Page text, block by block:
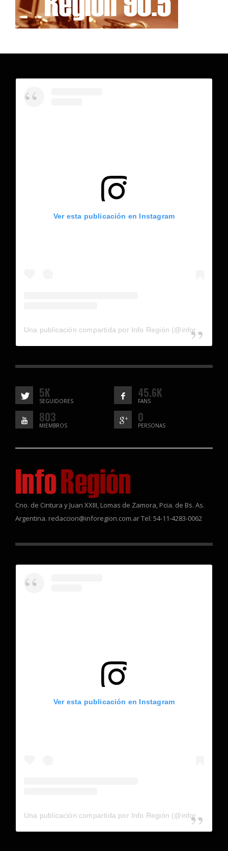
Ver esta publicación en Instagram
5K
SEGUIDORES
45.6K
FANS
803
MIEMBROS
0
PERSONAS
Cno. de Cintura y Juan XXIII, Lomas de Zamora, Pcia. de Bs. As.
Argentina. redaccion@inforegion.com.ar Tel: 54-11-4283-0062
Ver esta publicación en Instagram
Una publicación compartida por Info Región (@inforegion_redes)